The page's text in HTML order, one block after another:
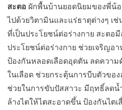
สะตอ ผักพื้นบ้านยอดนิยมของพี่น้อ
ไปด้วยวิตามินและแร่ธาตุต่างๆ เ
ที่เป็นประโยชน์ต่อร่างกาย สะตอ
ประโยชน์ต่อร่างกาย ช่วยเจริญอ
ป้องกันหลอดเลือดอุดตัน ลดควา
ในเลือด ช่วยกระตุ้นการบีบตัวขอ
ช่วยในการขับปัสสาวะ มีฤทธิ์ลดน้
ล้างไตให้ไตสะอาดขึ้น ป้องกันไต